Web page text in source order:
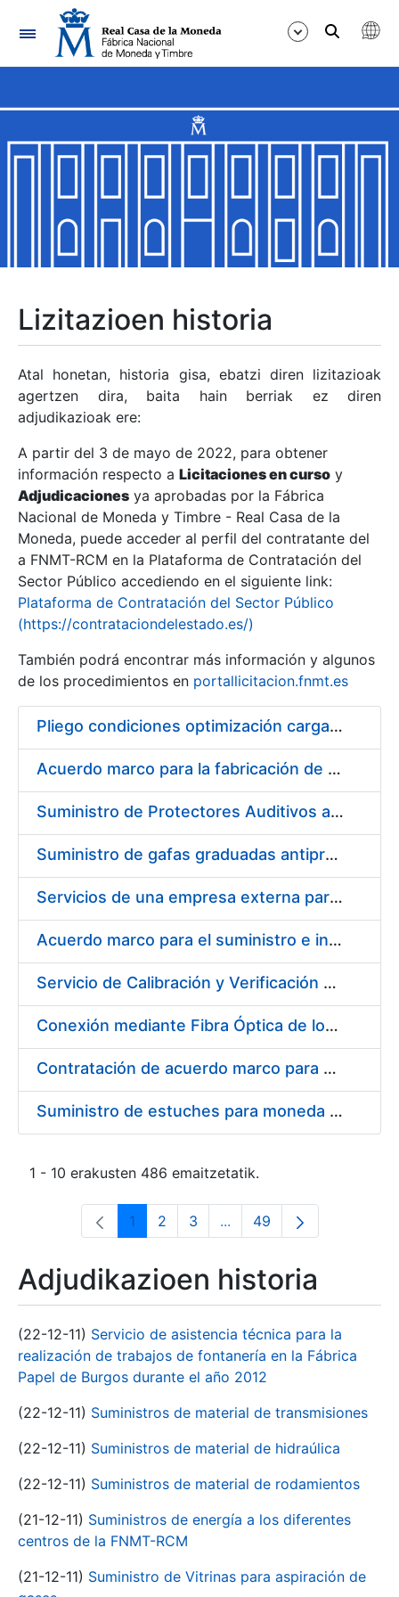
Nabigazioa
Erakutsi/Ezkutatu
Erakutsi/Ezkutatu
Erakutsi/Ezkutatu
Erakutsi/Ezkutatu
Erakutsi/Ezkutatu
Erakutsi/Ezkutatu
Erakutsi/Ezkutatu
Erakutsi/Ezkutatu
Lizitazioen historia
Atal honetan, historia gisa, ebatzi diren lizitazioak
agertzen dira, baita hain berriak ez diren
adjudikazioak ere:
A partir del 3 de mayo de 2022, para obtener
información respecto a Licitaciones en curso y
Adjudicaciones ya aprobadas por la Fábrica
Nacional de Moneda y Timbre - Real Casa de la
Moneda, puede acceder al perfil del contratante del
a FNMT-RCM en la Plataforma de Contratación del
Sector Público accediendo en el siguiente link:
Plataforma de Contratación del Sector Público
(https://contrataciondelestado.es/)
También podrá encontrar más información y algunos
de los procedimientos en portallicitacion.fnmt.es
Pliego condiciones optimización cargas compras firmado
Acuerdo marco para la fabricación de piezas
Suministro de Protectores Auditivos a medida para las personas trabajadoras de los Centros de Trabajo de Madrid y Burgos
Suministro de gafas graduadas antiproyecciones para los trabajadores de la FNMT-RCM en los centros de trabajo de Madrid y Burgos
Servicios de una empresa externa para el asesoramiento y resolución de los recursos de alzada que se presentan relacionados con procesos de selección para la FNMT-RCM
Acuerdo marco para el suministro e instalación de persianas, estores y otros complementos
Servicio de Calibración y Verificación Externa de los Equipos de Medición del Servicio de Prevención de la FNMT-RCM
Conexión mediante Fibra Óptica de los Centros de Proceso de Datos (CPDs) de las sedes de la FNMT-RCM de Burgos y Madrid
Contratación de acuerdo marco para el Suministro de Material de Electricidad para la Fábrica Nacional de Moneda y Timbre-Real Casa de la Moneda en su centro de trabajo de Burgos
Suministro de estuches para moneda de 30 €
1 - 10 erakusten 486 emaitzetatik.
Orrialdea
1 Orrialdea
2 Orrialdea
3 ...Intermediate Pages Use
Orrialdea
49
Adjudikazioen historia
(22-12-11) Servicio de asistencia técnica para la
realización de trabajos de fontanería en la Fábrica
Papel de Burgos durante el año 2012
(22-12-11) Suministros de material de transmisiones
(22-12-11) Suministros de material de hidraúlica
(22-12-11) Suministros de material de rodamientos
(21-12-11) Suministros de energía a los diferentes
centros de la FNMT-RCM
(21-12-11) Suministro de Vitrinas para aspiración de